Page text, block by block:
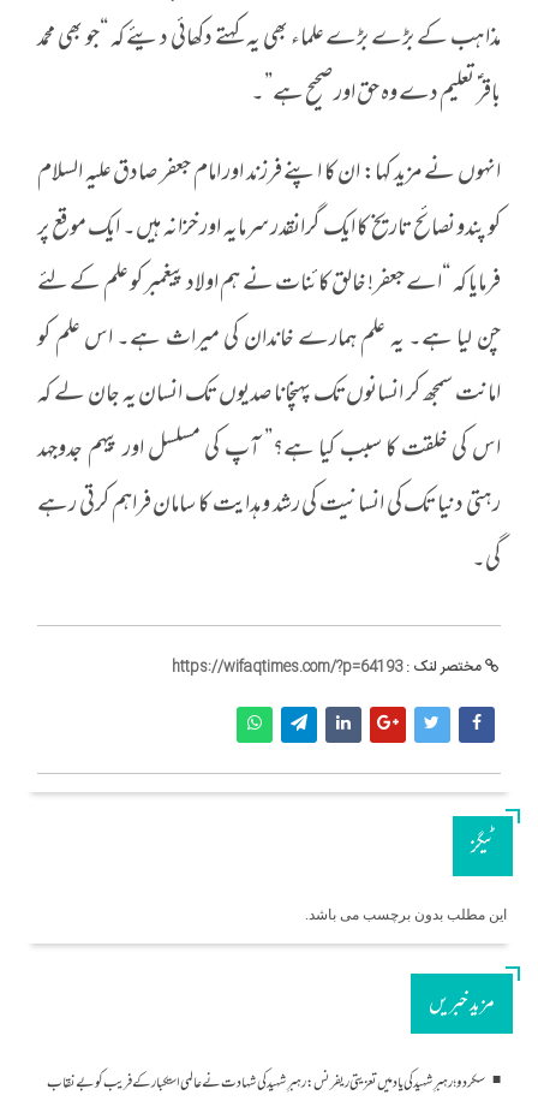
مذاہب کے بڑے بڑے علماء بھی یہ کہتے دکھائی دیئے کہ “جو بھی محمد
باقر ؑ تعلیم دے وہ حق اور صحیح ہے”۔
انہوں نے مزید کہا: ان کا اپنے فرزند اور امام جعفر صادق علیہ السلام
کو پندو نصائح تاریخ کا ایک گرانقدر سرمایہ اور خزانہ ہیں۔ ایک موقع پر
فرمایا کہ “اے جعفر! خالق کائنات نے ہم اولاد پیغمبر کو علم کے لئے
چن لیا ہے۔ یہ علم ہمارے خاندان کی میراث ہے۔ اس علم کو
امانت سمجھ کر انسانوں تک پہنچانا صدیوں تک انسان یہ جان لے کہ
اس کی خلقت کا سبب کیا ہے؟” آپ کی مسلسل اور پیہم جدوجہد
رہتی دنیا تک کی انسانیت کی رشد و ہدایت کا سامان فراہم کرتی رہے
گی۔
مختصر لنک :https://wifaqtimes.com/?p=64193
ٹیگز
این مطلب بدون برچسب می باشد.
مزید خبریں
سکردو؛ رہبرِ شہید کی یاد میں تعزیتی ریفرنس: رہبرِ شہید کی شہادت نے عالمی استکبار کے فریب کو بے نقاب